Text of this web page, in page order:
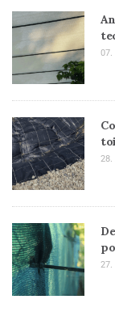
07.
28.
27.